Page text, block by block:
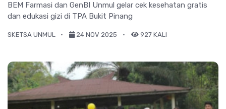
BEM Farmasi dan GenBI Unmul gelar cek kesehatan gratis
dan edukasi gizi di TPA Bukit Pinang
SKETSA UNMUL 24 NOV 2025 927 KALI